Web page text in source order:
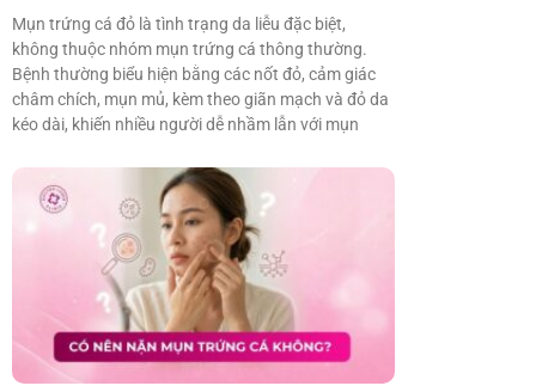
Mụn trứng cá đỏ là tình trạng da liễu đặc biệt,
không thuộc nhóm mụn trứng cá thông thường.
Bệnh thường biểu hiện bằng các nốt đỏ, cảm giác
châm chích, mụn mủ, kèm theo giãn mạch và đỏ da
kéo dài, khiến nhiều người dễ nhầm lẫn với mụn